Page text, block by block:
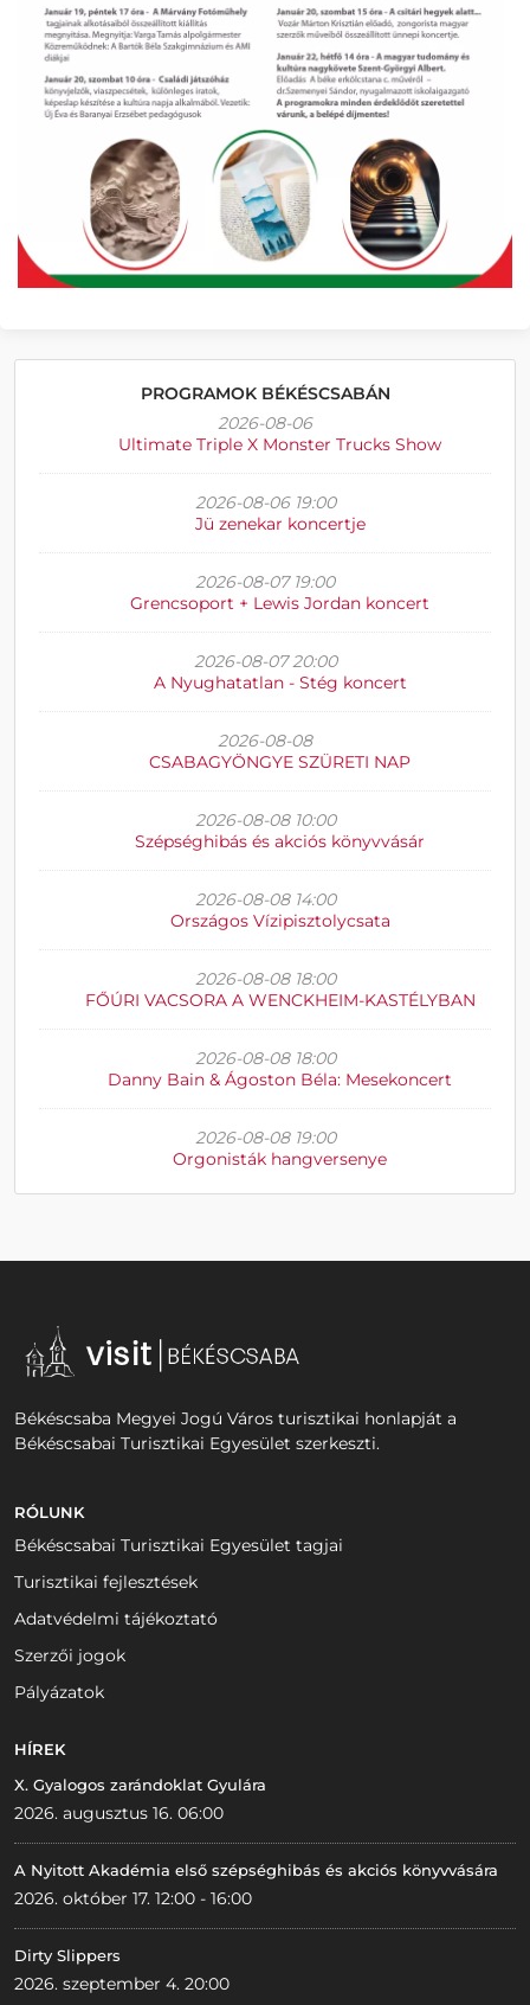
PROGRAMOK BÉKÉSCSABÁN
2026-08-06
Ultimate Triple X Monster Trucks Show
2026-08-06 19:00
Jü zenekar koncertje
2026-08-07 19:00
Grencsoport + Lewis Jordan koncert
2026-08-07 20:00
A Nyughatatlan - Stég koncert
2026-08-08
CSABAGYÖNGYE SZÜRETI NAP
2026-08-08 10:00
Szépséghibás és akciós könyvvásár
2026-08-08 14:00
Országos Vízipisztolycsata
2026-08-08 18:00
FŐÚRI VACSORA A WENCKHEIM-KASTÉLYBAN
2026-08-08 18:00
Danny Bain & Ágoston Béla: Mesekoncert
2026-08-08 19:00
Orgonisták hangversenye
Békéscsaba Megyei Jogú Város turisztikai honlapját a
Békéscsabai Turisztikai Egyesület szerkeszti.
RÓLUNK
Békéscsabai Turisztikai Egyesület tagjai
Turisztikai fejlesztések
Adatvédelmi tájékoztató
Szerzői jogok
Pályázatok
HÍREK
X. Gyalogos zarándoklat Gyulára
2026. augusztus 16. 06:00
A Nyitott Akadémia első szépséghibás és akciós könyvvására
2026. október 17. 12:00 - 16:00
Dirty Slippers
2026. szeptember 4. 20:00